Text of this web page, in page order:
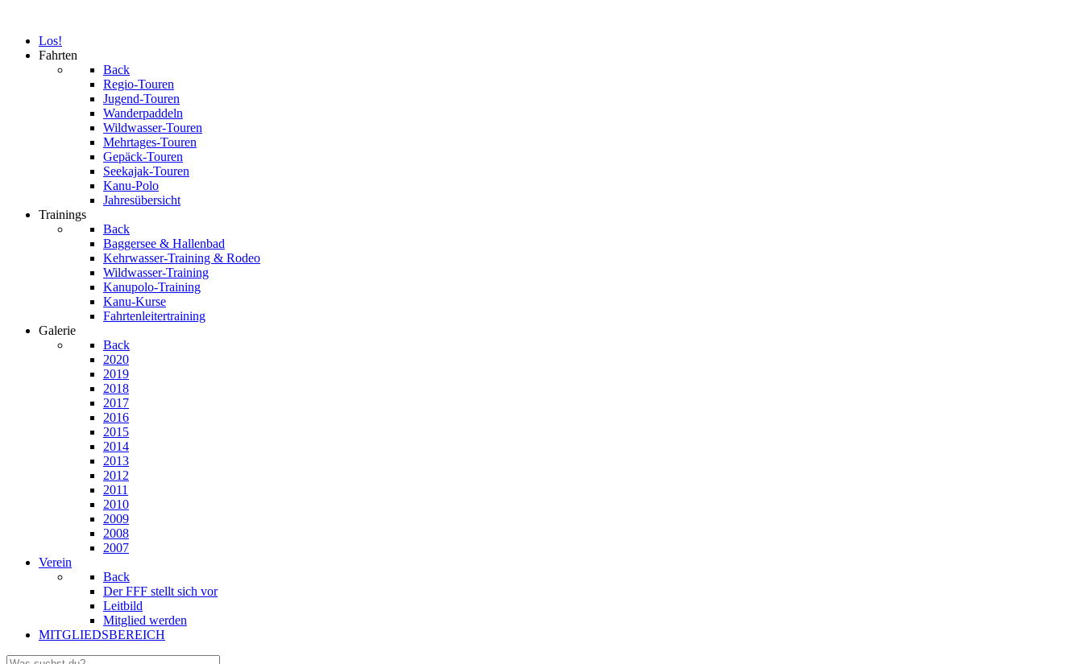
Los!
Fahrten
Back
Regio-Touren
Jugend-Touren
Wanderpaddeln
Wildwasser-Touren
Mehrtages-Touren
Gepäck-Touren
Seekajak-Touren
Kanu-Polo
Jahresübersicht
Trainings
Back
Baggersee & Hallenbad
Kehrwasser-Training & Rodeo
Wildwasser-Training
Kanupolo-Training
Kanu-Kurse
Fahrtenleitertraining
Galerie
Back
2020
2019
2018
2017
2016
2015
2014
2013
2012
2011
2010
2009
2008
2007
Verein
Back
Der FFF stellt sich vor
Leitbild
Mitglied werden
MITGLIEDSBEREICH